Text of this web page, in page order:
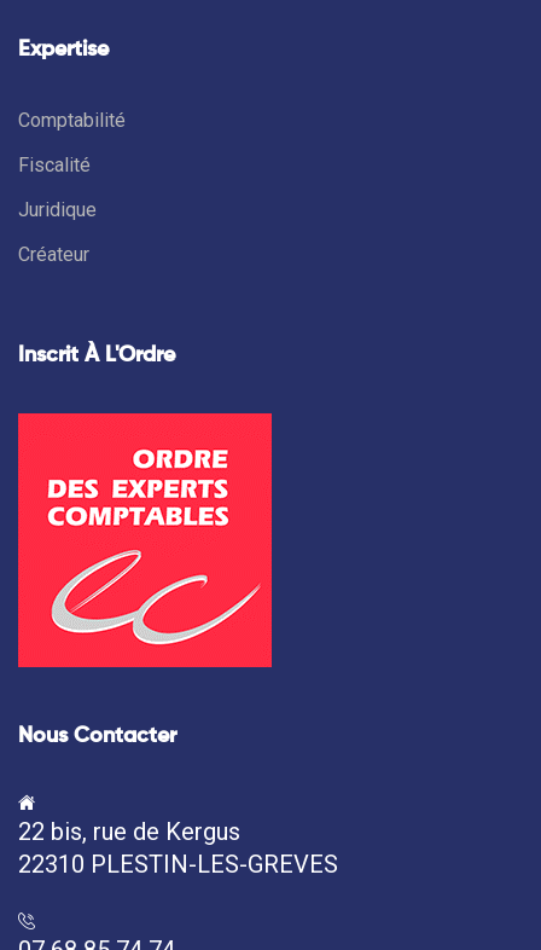
Expertise
Comptabilité
Fiscalité
Juridique
Créateur
Inscrit À L'Ordre
Nous Contacter
22 bis, rue de Kergus
22310 PLESTIN-LES-GREVES